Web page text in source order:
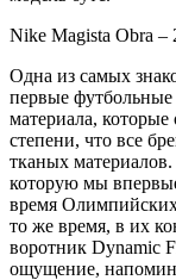
Nike Magista Obra –
Одна из самых
первые футбольные
материала,
степени, что все
тканых
которую мы
время
то же время, в их
воротник Dynamic
ощущение,